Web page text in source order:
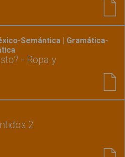
Semántica | Gramática-
- Ropa y
2